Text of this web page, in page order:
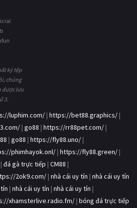
kỳ tệp
chúng
được lưu
3.
luphim.com/ | https://bet88.graphics/ |
| go88 | https://rr88pet.com/ |
| go88 | https://fly88.uno/ |
phimhayok.onl/ | https://fly88.green/ |
| đá gà trực tiếp | CM88 |
2ok9.com/ | nhà cái uy tín | nhà cái uy tín
| nhà cái uy tín | nhà cái uy tín |
xhamsterlive.radio.fm/ | bóng đá trực tiếp